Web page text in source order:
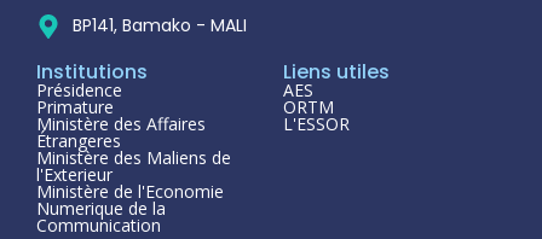
BP141, Bamako - MALI
Institutions
Présidence
Primature
Ministère des Affaires
Étrangeres
Ministère des Maliens de
l'Exterieur
Ministère de l'Economie
Numerique de la
Communication
Liens utiles
AES
ORTM
L'ESSOR